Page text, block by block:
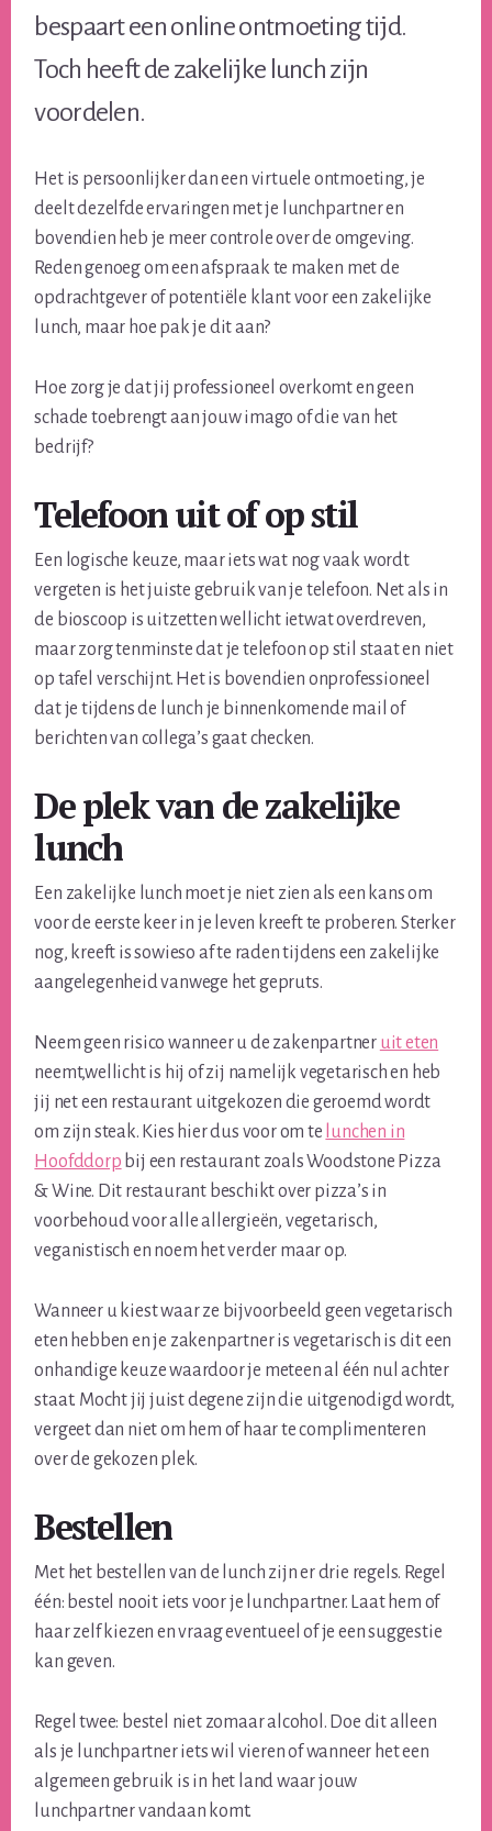
bespaart een online ontmoeting tijd.
Toch heeft de zakelijke lunch zijn
voordelen.
Het is persoonlijker dan een virtuele ontmoeting, je
deelt dezelfde ervaringen met je lunchpartner en
bovendien heb je meer controle over de omgeving.
Reden genoeg om een afspraak te maken met de
opdrachtgever of potentiële klant voor een zakelijke
lunch, maar hoe pak je dit aan?
Hoe zorg je dat jij professioneel overkomt en geen
schade toebrengt aan jouw imago of die van het
bedrijf?
Telefoon uit of op stil
Een logische keuze, maar iets wat nog vaak wordt
vergeten is het juiste gebruik van je telefoon. Net als in
de bioscoop is uitzetten wellicht ietwat overdreven,
maar zorg tenminste dat je telefoon op stil staat en niet
op tafel verschijnt. Het is bovendien onprofessioneel
dat je tijdens de lunch je binnenkomende mail of
berichten van collega’s gaat checken.
De plek van de zakelijke
lunch
Een zakelijke lunch moet je niet zien als een kans om
voor de eerste keer in je leven kreeft te proberen. Sterker
nog, kreeft is sowieso af te raden tijdens een zakelijke
aangelegenheid vanwege het gepruts.
Neem geen risico wanneer u de zakenpartner uit eten
neemt,wellicht is hij of zij namelijk vegetarisch en heb
jij net een restaurant uitgekozen die geroemd wordt
om zijn steak. Kies hier dus voor om te lunchen in
Hoofddorp bij een restaurant zoals Woodstone Pizza
& Wine. Dit restaurant beschikt over pizza’s in
voorbehoud voor alle allergieën, vegetarisch,
veganistisch en noem het verder maar op.
Wanneer u kiest waar ze bijvoorbeeld geen vegetarisch
eten hebben en je zakenpartner is vegetarisch is dit een
onhandige keuze waardoor je meteen al één nul achter
staat. Mocht jij juist degene zijn die uitgenodigd wordt,
vergeet dan niet om hem of haar te complimenteren
over de gekozen plek.
Bestellen
Met het bestellen van de lunch zijn er drie regels. Regel
één: bestel nooit iets voor je lunchpartner. Laat hem of
haar zelf kiezen en vraag eventueel of je een suggestie
kan geven.
Regel twee: bestel niet zomaar alcohol. Doe dit alleen
als je lunchpartner iets wil vieren of wanneer het een
algemeen gebruik is in het land waar jouw
lunchpartner vandaan komt.